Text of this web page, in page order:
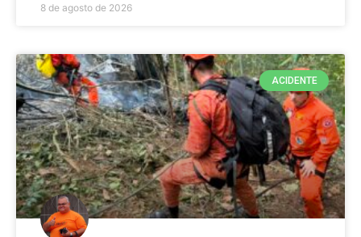
8 de agosto de 2026
ACIDENTE